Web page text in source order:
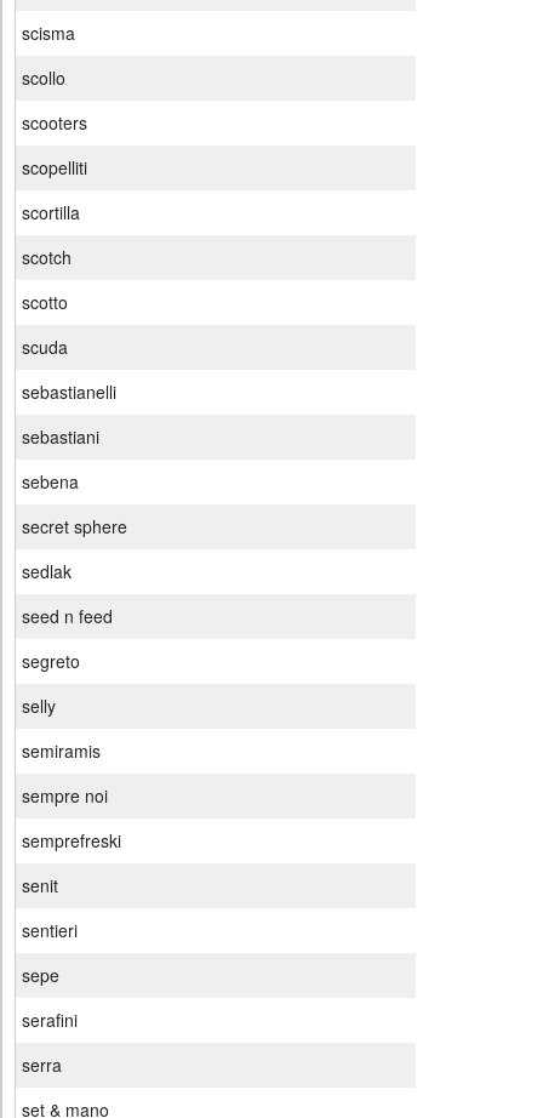
scisma
scollo
scooters
scopelliti
scortilla
scotch
scotto
scuda
sebastianelli
sebastiani
sebena
secret sphere
sedlak
seed n feed
segreto
selly
semiramis
sempre noi
semprefreski
senit
sentieri
sepe
serafini
serra
set & mano